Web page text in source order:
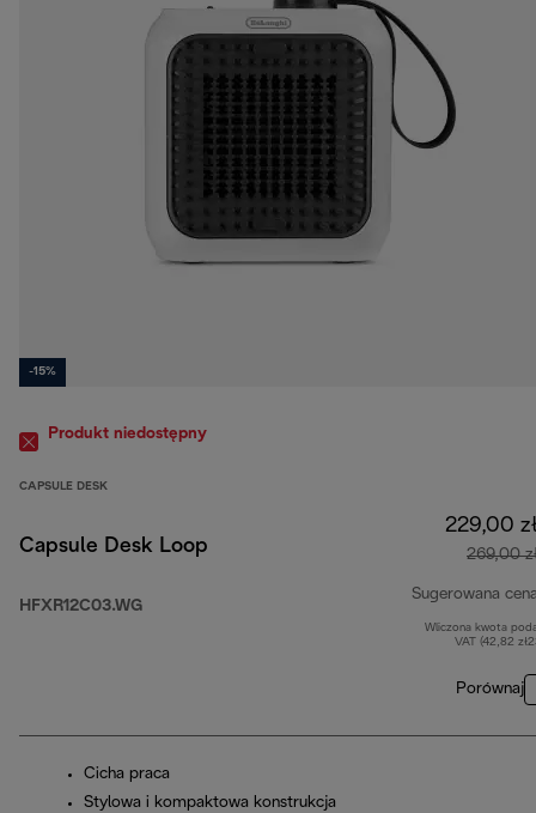
-15%
Produkt niedostępny
CAPSULE DESK
Capsule Desk Loop
HFXR12C03.WG
229,00
269,00
Sugerowana
Wliczona kwota
VAT (42,82
Porównaj
Cicha praca
Stylowa i kompaktowa konstrukcja